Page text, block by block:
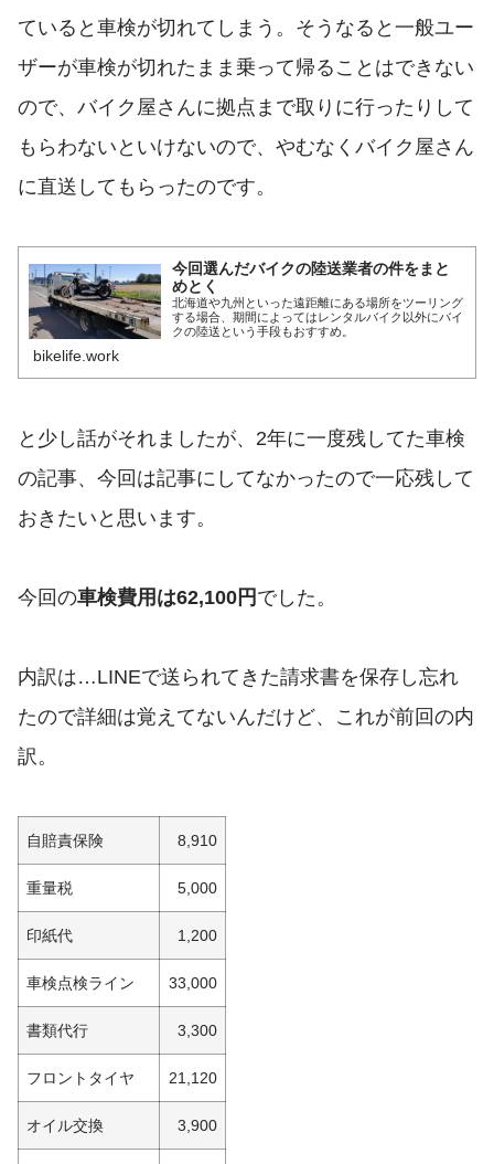
ていると車検が切れてしまう。そうなると一般ユー
ザーが車検が切れたまま乗って帰ることはできない
ので、バイク屋さんに拠点まで取りに行ったりして
もらわないといけないので、やむなくバイク屋さん
に直送してもらったのです。
今回選んだバイクの陸送業者の件をまと
めとく
北海道や九州といった遠距離にある場所をツーリング
する場合、期間によってはレンタルバイク以外にバイ
クの陸送という手段もおすすめ。
bikelife.work
と少し話がそれましたが、2年に一度残してた車検
の記事、今回は記事にしてなかったので一応残して
おきたいと思います。
今回の車検費用は62,100円 でした。
内訳は…LINEで送られてきた請求書を保存し忘れ
たので詳細は覚えてないんだけど、これが前回の内
訳。
自賠責保険 8,910
重量税 5,000
印紙代 1,200
車検点検ライン 33,000
書類代行 3,300
フロントタイヤ 21,120
オイル交換 3,900